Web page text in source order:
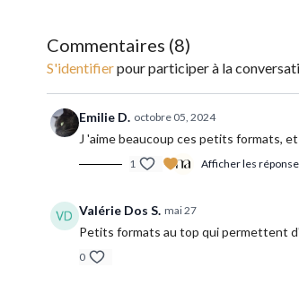
Commentaires (8)
S'identifierpour participer à la
Emilie D. octobre 05, 2024
J 'aime beaucoup ces petits formats,
1 Afficher les
Valérie Dos S. mai 27
Petits formats au top qui permettent
0